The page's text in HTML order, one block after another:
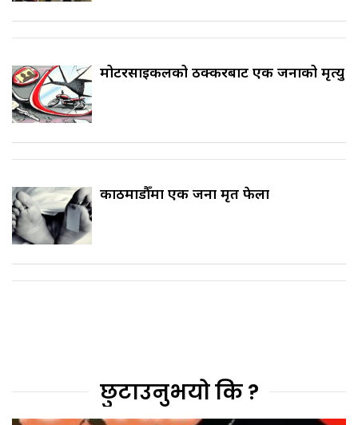
मोटरसाइकलको ठक्करबाट एक जनाको मृत्यु
काठमाडौँमा एक जना मृत फेला
छुटाउनुभयो कि ?